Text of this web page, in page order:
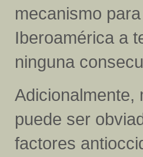
mecanismo
Iberoamérica a
ninguna
Adicionalmente,
puede ser
factores